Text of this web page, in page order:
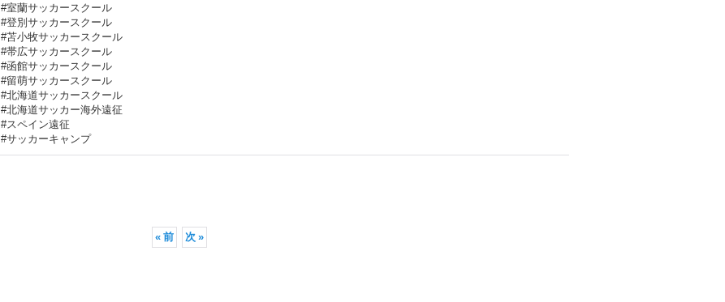
#室蘭サッカースクール
#登別サッカースクール
#苫小牧サッカースクール
#帯広サッカースクール
#函館サッカースクール
#留萌サッカースクール
#北海道サッカースクール
#北海道サッカー海外遠征
#スペイン遠征
#サッカーキャンプ
« 前 次 »